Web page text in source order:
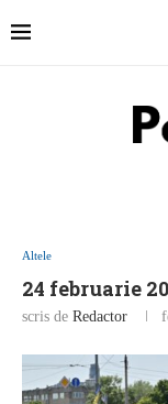
Altele
24 februarie
scris de Redactor